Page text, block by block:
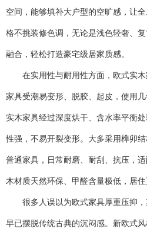
空间，能够填补大户型的空旷感，让
格不挑装修色调，无论是浅色轻奢、
融合，轻松打造豪宅级居家质感。
在实用性与耐用性方面，欧式实
家具受潮易变形、脱胶、起皮，使用
实木家具经过深度烘干、含水率平衡
性强，不易开裂变形。大多采用榫卯
普通家具，日常耐磨、耐刮、抗压，
木材质天然环保、甲醛含量极低，居住
很多人误以为欧式家具厚重压抑
早已摆脱传统古典的沉闷感。新欧式